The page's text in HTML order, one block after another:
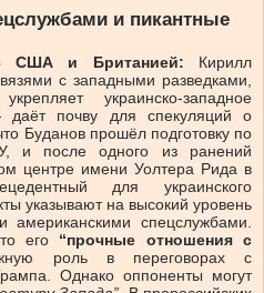
и пикантные
с США и Британией: Кирилл
с западными разведками,
украинско-западное
почву для спекуляций о
Буданов прошёл подготовку по
и после одного из ранений
центре имени Уолтера Рида в
для украинского
указывают на высокий уровень
спецслужбами.
его “прочные отношения с
роль в переговорах с
Однако оппоненты могут